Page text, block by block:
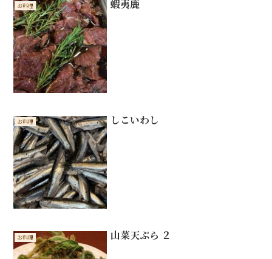
お料理 蝦夷鹿
お料理 しこいわし
お料理 山菜天ぷら ２